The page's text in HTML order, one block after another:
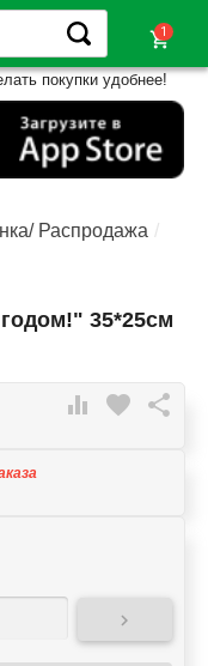
shopping_cart
покупки удобнее!
Распродажа
35*25см
 favorite 
